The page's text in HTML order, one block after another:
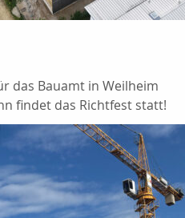
das Bauamt in Weilheim
findet das Richtfest statt!